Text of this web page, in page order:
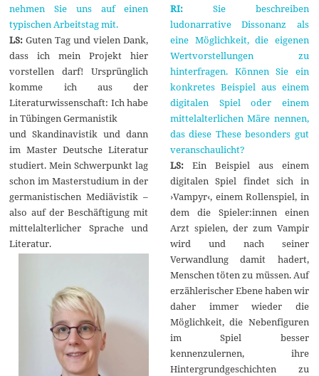
nehmen Sie uns auf einen
typischen Arbeitstag mit.
LS: Guten Tag und vielen Dank,
dass ich mein Projekt hier
vorstellen darf! Ursprünglich
komme ich aus der
Literaturwissenschaft: Ich habe
in Tübingen Germanistik
und Skandinavistik und dann
im Master Deutsche Literatur
studiert. Mein Schwerpunkt lag
schon im Masterstudium in der
germanistischen Mediävistik –
also auf der Beschäftigung mit
mittelalterlicher Sprache und
Literatur.
RI:Sie beschreiben
ludonarrative Dissonanz als
eine Möglichkeit, die eigenen
Wertvorstellungen zu
hinterfragen. Können Sie ein
konkretes Beispiel aus einem
digitalen Spiel oder einem
mittelalterlichen Märe nennen,
das diese These besonders gut
veranschaulicht?
LS:Ein Beispiel aus einem
digitalen Spiel findet sich in
›Vampyr‹, einem Rollenspiel, in
dem die Spieler:innen einen
Arzt spielen, der zum Vampir
wird und nach seiner
Verwandlung damit hadert,
Menschen töten zu müssen. Auf
erzählerischer Ebene haben wir
daher immer wieder die
Möglichkeit, die Nebenfiguren
im Spiel besser
kennenzulernen, ihre
Hintergrundgeschichten zu